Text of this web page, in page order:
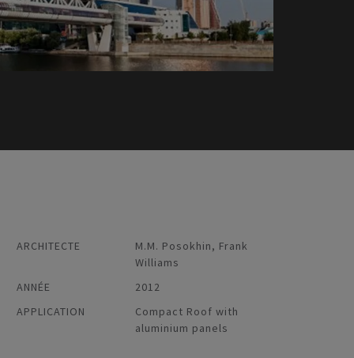
ARCHITECTE
M.M. Posokhin, Frank
Williams
ANNÉE
2012
APPLICATION
Compact Roof with
aluminium panels